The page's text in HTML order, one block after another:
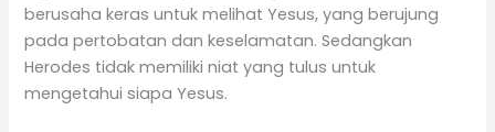
berusaha keras untuk melihat Yesus, yang berujung
pada pertobatan dan keselamatan. Sedangkan
Herodes tidak memiliki niat yang tulus untuk
mengetahui siapa Yesus.